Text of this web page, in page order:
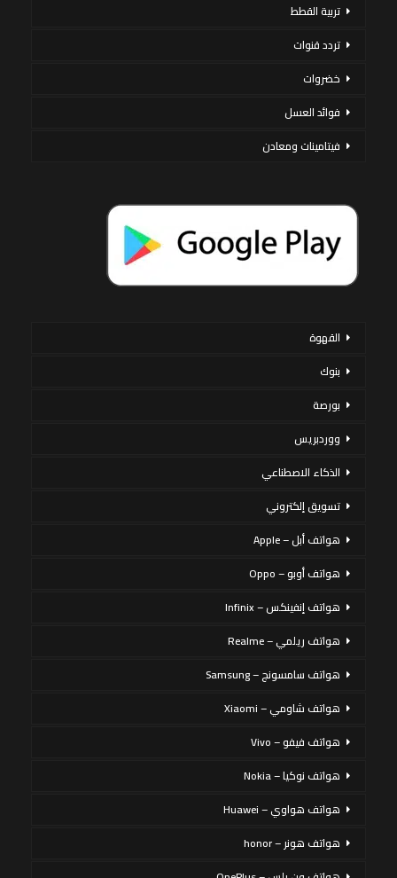
تربية القطط
تردد قنوات
خضروات
فوائد العسل
فيتامينات ومعادن
القهوة
بنوك
بورصة
ووردبريس
الذكاء الاصطناعي
تسويق إلكتروني
هواتف أبل – Apple
هواتف أوبو – Oppo
هواتف إنفينكس – Infinix
هواتف ريلمي – Realme
هواتف سامسونج – Samsung
هواتف شاومي – Xiaomi
هواتف فيفو – Vivo
هواتف نوكيا – Nokia
هواتف هواوي – Huawei
هواتف هونر – honor